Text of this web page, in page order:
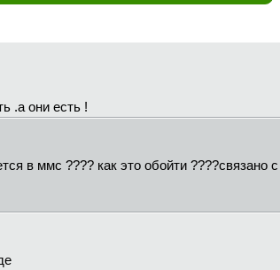
.а они есть !
в ммс ???? как это обойти ????связано